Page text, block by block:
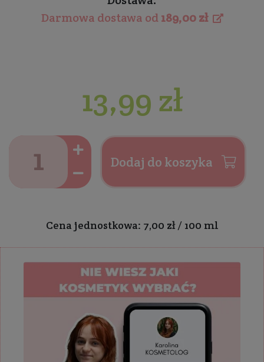
Darmowa dostawa od189,00 zł
13,99 zł
Dodaj do koszyka
Cena jednostkowa: 7,00 zł / 100 ml